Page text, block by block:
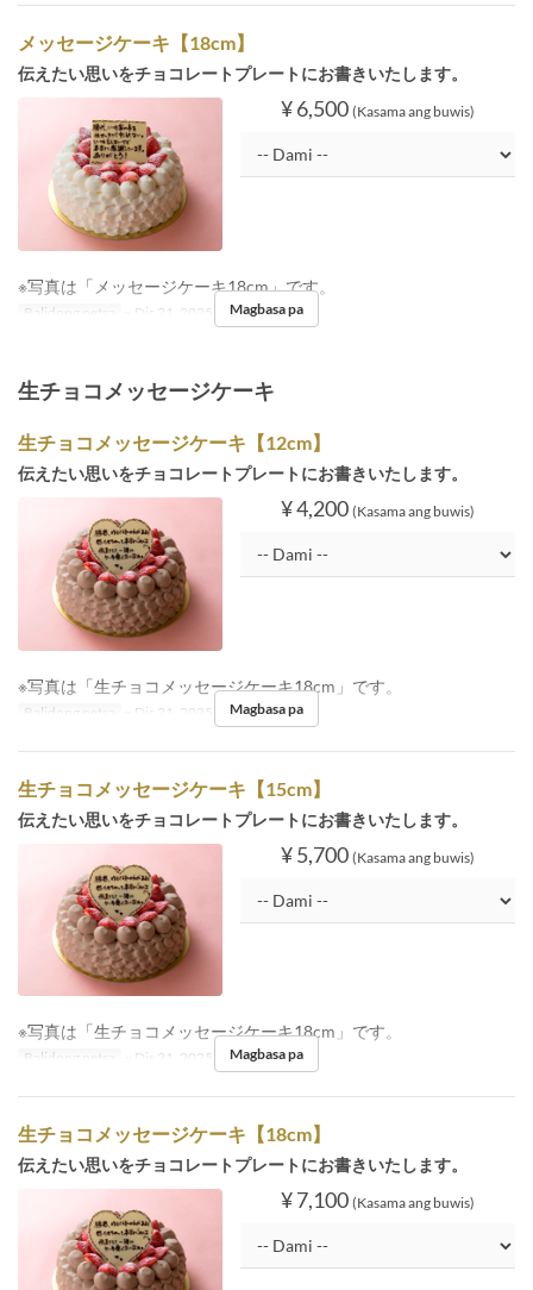
メッセージケーキ【18cm】
伝えたい思いをチョコレートプレートにお書きいたします。
¥ 6,500 (Kasama ang buwis)
※写真は「メッセージケーキ18cm」です。
Balidong petsa ~ Dis 21, 2025, Dis 26, 2025 ~
Magbasa pa
生チョコメッセージケーキ
生チョコメッセージケーキ【12cm】
伝えたい思いをチョコレートプレートにお書きいたします。
¥ 4,200 (Kasama ang buwis)
※写真は「生チョコメッセージケーキ18cm」です。
Balidong petsa ~ Dis 21, 2025, Dis 26, 2025 ~
Magbasa pa
生チョコメッセージケーキ【15cm】
伝えたい思いをチョコレートプレートにお書きいたします。
¥ 5,700 (Kasama ang buwis)
※写真は「生チョコメッセージケーキ18cm」です。
Balidong petsa ~ Dis 21, 2025, Dis 26, 2025 ~
Magbasa pa
生チョコメッセージケーキ【18cm】
伝えたい思いをチョコレートプレートにお書きいたします。
¥ 7,100 (Kasama ang buwis)